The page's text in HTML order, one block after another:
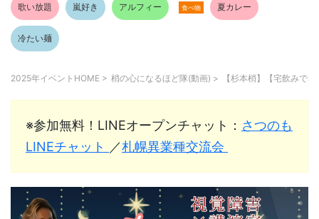
歌い放題 嵐好き アルフィー 食べ物 夏カレー
冷たい麺
2025年イベントHOME > 梢の心になるほど隊(動画) > 【杉本梢】【宅飲みで
※参加無料！LINEオープンチャット： さつのも
LINEチャット ／札幌異業種交流会